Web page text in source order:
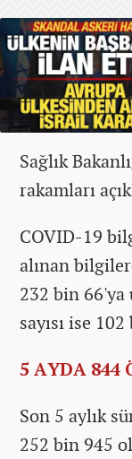
Sağlık
rakamları
COVID-19
alınan
232 bin 66'ya
sayısı ise
5 AYDA 844
Son 5 aylık
252 bin 945